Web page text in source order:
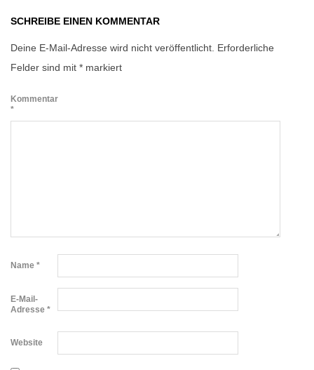
SCHREIBE EINEN KOMMENTAR
Deine E-Mail-Adresse wird nicht veröffentlicht. Erforderliche
Felder sind mit * markiert
Kommentar
*
Name *
E-Mail-
Adresse *
Website